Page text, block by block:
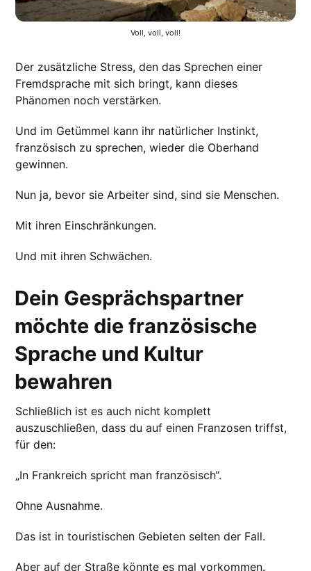
Voll, voll, voll!
Der zusätzliche Stress, den das Sprechen einer
Fremdsprache mit sich bringt, kann dieses
Phänomen noch verstärken.
Und im Getümmel kann ihr natürlicher Instinkt,
französisch zu sprechen, wieder die Oberhand
gewinnen.
Nun ja, bevor sie Arbeiter sind, sind sie Menschen.
Mit ihren Einschränkungen.
Und mit ihren Schwächen.
Dein Gesprächspartner
möchte die französische
Sprache und Kultur
bewahren
Schließlich ist es auch nicht komplett
auszuschließen, dass du auf einen Franzosen triffst,
für den:
„In Frankreich spricht man französisch“.
Ohne Ausnahme.
Das ist in touristischen Gebieten selten der Fall.
Aber auf der Straße könnte es mal vorkommen.